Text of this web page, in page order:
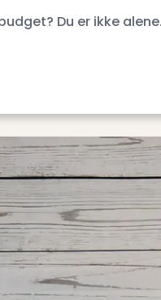
Du er ikke